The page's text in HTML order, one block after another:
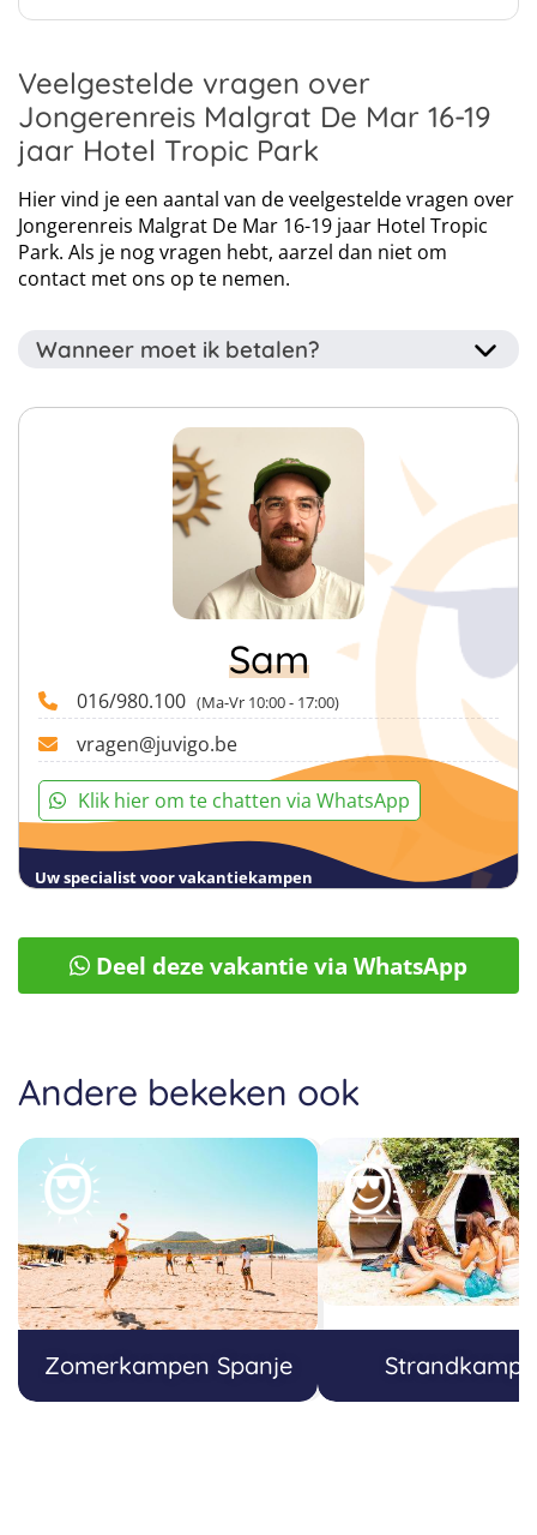
Charleroi Airport (CRL), Voorkeursluchthaven Eindhoven Airport
(EIN)
Veelgestelde vragen over
Jongerenreis Malgrat De Mar 16-19
jaar Hotel Tropic Park
Hier vind je een aantal van de veelgestelde vragen over
Jongerenreis Malgrat De Mar 16-19 jaar Hotel Tropic
Park. Als je nog vragen hebt, aarzel dan niet om
contact met ons op te nemen.
Sam
016/980.100 (Ma-Vr 10:00 - 17:00)
vragen@juvigo.be
Klik hier om te chatten via WhatsApp
Uw specialist voor vakantiekampen
Wanneer moet ik betalen?
Het voorschot van 40% van het totaalbedrag dient
binnen drie dagen betaald te worden na het
reserveren van je reis. Je kan je voorschot betalen via je
online account dat je krijgt nadat wij jouw boeking
verwerkt hebben.
Het overige bedrag van 60% van het totaalbedrag
vragen we uiterlijk 56 dagen (8 weken) voor afreis te
Deel deze vakantie via WhatsApp
Andere bekeken ook
Zomerkampen Spanje